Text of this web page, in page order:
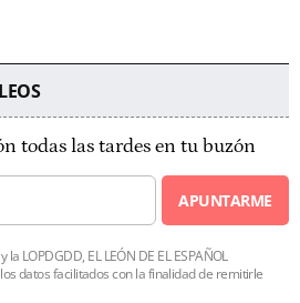
todas las tardes en tu buzón
APUNTARME
LOPDGDD, EL LEÓN DE EL ESPAÑOL
los datos facilitados con la finalidad de remitirle